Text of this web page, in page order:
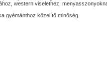
western viselethez,
gyémánthoz közelítő minőség.